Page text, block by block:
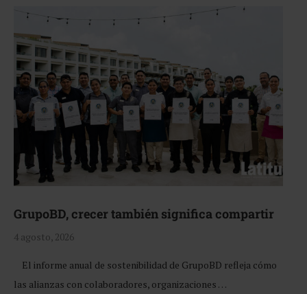
GrupoBD, crecer también significa compartir
4 agosto, 2026
El informe anual de sostenibilidad de GrupoBD refleja cómo
las alianzas con colaboradores, organizaciones …